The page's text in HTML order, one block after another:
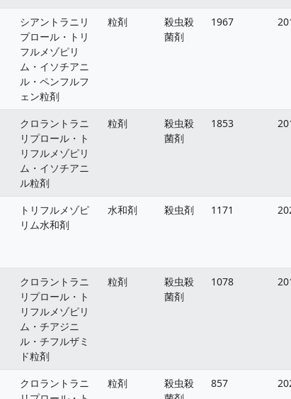
シアントラニリ
プロール・トリ
フルメゾピリ
ム・イソチアニ
ル・ペンフルフ
ェン粒剤
粒剤
殺虫殺
菌剤
1967
クロラントラニ
リプロール・ト
リフルメゾピリ
ム・イソチアニ
ル粒剤
粒剤
殺虫殺
菌剤
1853
トリフルメゾピ
リム水和剤
水和剤 殺虫剤 1171
クロラントラニ
リプロール・ト
リフルメゾピリ
ム・チアジニ
ル・チフルザミ
ド粒剤
粒剤
殺虫殺
菌剤
1078
クロラントラニ
粒剤
殺虫殺
857